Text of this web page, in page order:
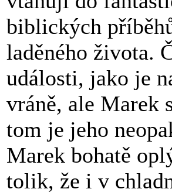
biblických
laděného života.
události, jako je
vráně, ale Marek
tom je jeho
Marek bohatě
tolik, že i v